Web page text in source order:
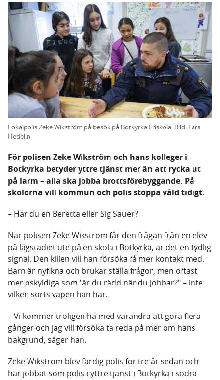
Lokalpolis Zeke Wikström på besök på Botkyrka Friskola. Bild: Lars
Hedelin
För polisen Zeke Wikström och hans kolleger i
Botkyrka betyder yttre tjänst mer än att rycka ut
på larm – alla ska jobba brottsförebyggande. På
skolorna vill kommun och polis stoppa våld tidigt.
– Har du en Beretta eller Sig Sauer?
När polisen Zeke Wikström får den frågan från en elev
på lågstadiet ute på en skola i Botkyrka, är det en tydlig
signal. Den killen vill han försöka få mer kontakt med.
Barn är nyfikna och brukar ställa frågor, men oftast
mer oskyldiga som "är du rädd när du jobbar?" – inte
vilken sorts vapen han har.
– Vi kommer troligen ha med varandra att göra flera
gånger och jag vill försöka ta reda på mer om hans
bakgrund, säger han.
Zeke Wikström blev färdig polis för tre år sedan och
har jobbat som polis i yttre tjänst i Botkyrka i södra